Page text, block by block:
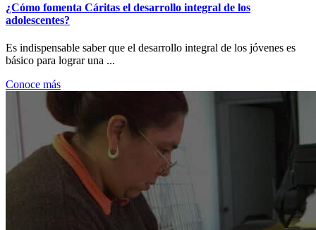
¿Cómo fomenta Cáritas el desarrollo integral de los
adolescentes?
Es indispensable saber que el desarrollo integral de los jóvenes es
básico para lograr una ...
Conoce más